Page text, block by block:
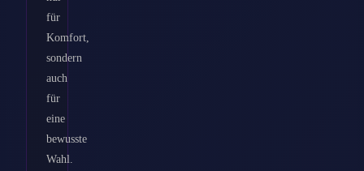
für
Komfort,
sondern
auch
für
eine
bewusste
Wahl.